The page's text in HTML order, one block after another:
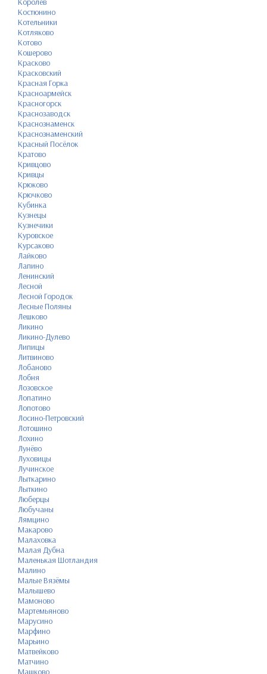
Костюнино
Котельники
Котляково
Котово
Кошерово
Красково
Красковский
Красная Горка
Красноармейск
Красногорск
Краснозаводск
Краснознаменск
Краснознаменский
Красный Посёлок
Кратово
Кривцово
Кривцы
Крюково
Крючково
Кубинка
Кузнецы
Кузнечики
Куровское
Курсаково
Лайково
Лапино
Ленинский
Лесной
Лесной Городок
Лесные Поляны
Лешково
Ликино
Ликино-Дулево
Липицы
Литвиново
Лобаново
Лобня
Лозовское
Лопатино
Лопотово
Лосино-Петровский
Лотошино
Лохино
Лунёво
Луховицы
Лучинское
Лыткарино
Лыткино
Люберцы
Любучаны
Лямцино
Макарово
Малаховка
Малая Дубна
Маленькая Шотландия
Малино
Малые Вязёмы
Малышево
Мамоново
Мартемьяново
Марусино
Марфино
Марьино
Матвейково
Матчино
Машково